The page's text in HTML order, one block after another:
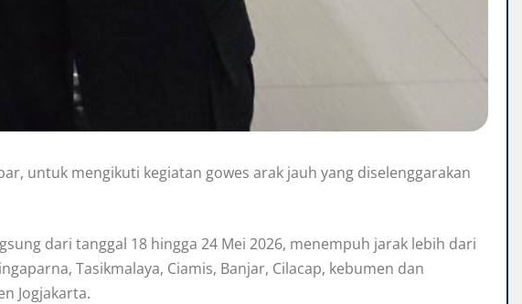
untuk mengikuti kegiatan gowes arak jauh yang diselenggarakan
dari tanggal 18 hingga 24 Mei 2026, menempuh jarak lebih dari
Tasikmalaya, Ciamis, Banjar, Cilacap, kebumen dan
Jogjakarta.